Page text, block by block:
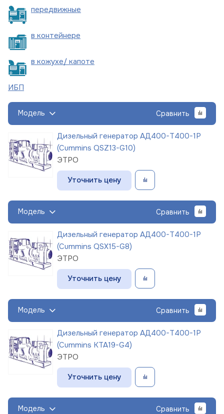
передвижные
в контейнере
в кожухе/ капоте
ИБП
Модель Сравнить
Дизельный генератор АД400-Т400-1Р
(Cummins QSZ13-G10)
ЭТРО
Уточнить цену
Модель Сравнить
Дизельный генератор АД400-Т400-1Р
(Cummins QSX15-G8)
ЭТРО
Уточнить цену
Модель Сравнить
Дизельный генератор АД400-Т400-1Р
(Cummins KTA19-G4)
ЭТРО
Уточнить цену
Модель Сравнить